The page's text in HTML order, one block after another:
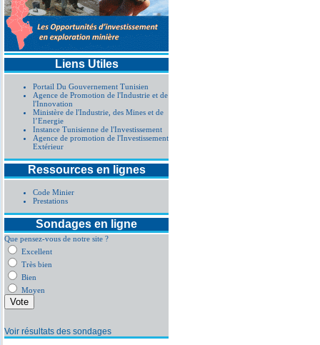
Liens Utiles
Portail Du Gouvernement Tunisien
Agence de Promotion de l'Industrie et de
l'Innovation
Ministère de l'Industrie, des Mines et de
l’Energie
Instance Tunisienne de l'Investissement
Agence de promotion de l'Investissement
Extérieur
Ressources en lignes
Code Minier
Prestations
Sondages en ligne
Que pensez-vous de notre site ?
Excellent
Très bien
Bien
Moyen
Voir résultats des sondages